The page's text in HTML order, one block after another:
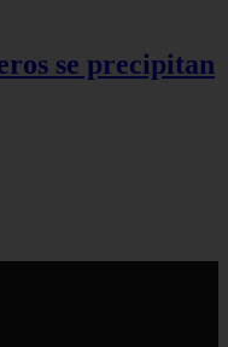
se precipitan